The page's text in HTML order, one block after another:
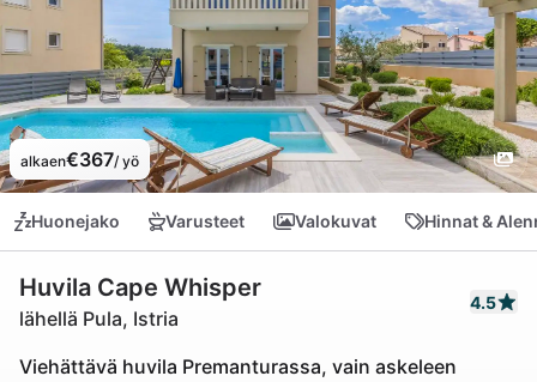
alkaen€367/ yö
Huonejako Varusteet Valokuvat Hinnat &
Huvila Cape Whisper
lähellä Pula, Istria
4.5
Viehättävä huvila Premanturassa, vain askeleen